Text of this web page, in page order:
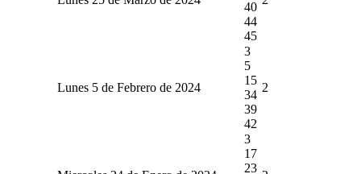
40
44
45
Lunes 5 de Febrero de 2024
3
5
15
34
39
42
2
3
17
23